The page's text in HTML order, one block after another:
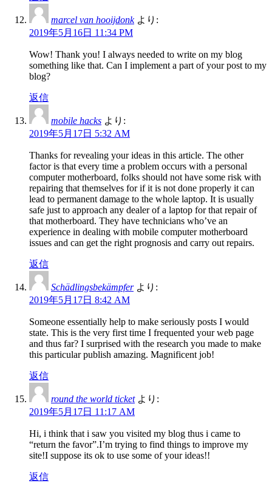
marcel van hooijdonk より:
2019年5月16日 11:34 PM
Wow! Thank you! I always needed to write on my blog
something like that. Can I implement a part of your post to my
blog?
返信
mobile hacks より:
2019年5月17日 5:32 AM
Thanks for revealing your ideas in this article. The other
factor is that every time a problem occurs with a personal
computer motherboard, folks should not have some risk with
repairing that themselves for if it is not done properly it can
lead to permanent damage to the whole laptop. It is usually
safe just to approach any dealer of a laptop for that repair of
that motherboard. They have technicians who’ve an
experience in dealing with mobile computer motherboard
issues and can get the right prognosis and carry out repairs.
返信
Schädlingsbekämpfer より:
2019年5月17日 8:42 AM
Someone essentially help to make seriously posts I would
state. This is the very first time I frequented your web page
and thus far? I surprised with the research you made to make
this particular publish amazing. Magnificent job!
返信
round the world ticket より:
2019年5月17日 11:17 AM
Hi, i think that i saw you visited my blog thus i came to
“return the favor”.I’m trying to find things to improve my
site!I suppose its ok to use some of your ideas!!
返信